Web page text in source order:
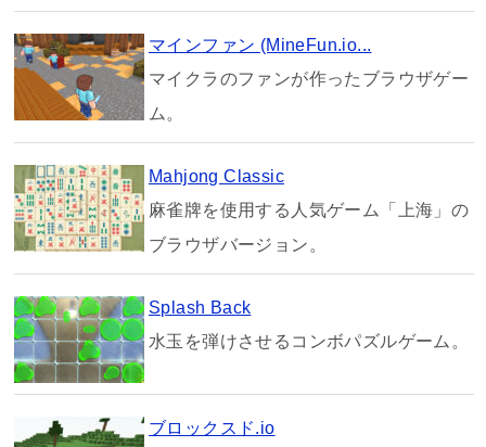
マインファン (MineFun.io...
マイクラのファンが作ったブラウザゲー
ム。
Mahjong Classic
麻雀牌を使用する人気ゲーム「上海」の
ブラウザバージョン。
Splash Back
水玉を弾けさせるコンボパズルゲーム。
ブロックスド.io